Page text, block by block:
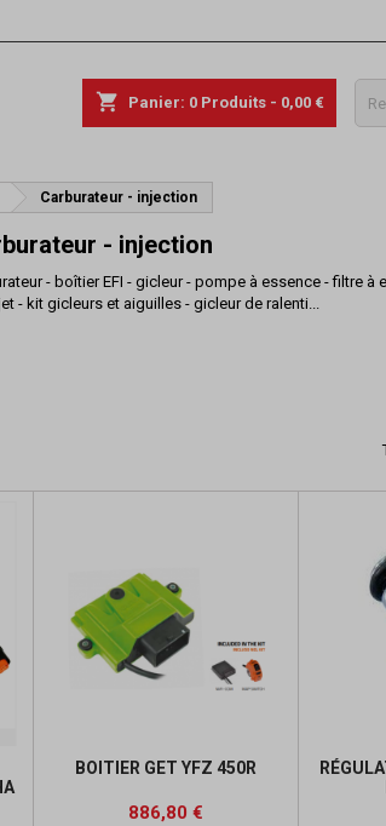
shopping_cart Panier: 0 Produits - 0,00 €
Carburateur - injection
- injection
- boîtier EFI - gicleur - pompe à essence - filtre
- kit gicleurs et aiguilles - gicleur de ralenti...
BOITIER GET YFZ 450R
Prix
886,80 €